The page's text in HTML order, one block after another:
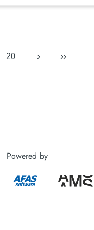
20 › ››
Powered by